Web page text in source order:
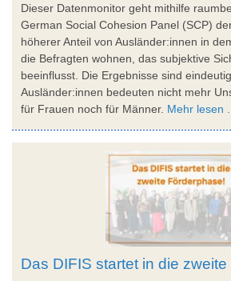
Dieser Datenmonitor geht mithilfe
German Social Cohesion Panel (SCP)
höherer Anteil von Ausländer:innen in
die Befragten wohnen, das subjektive
beeinflusst. Die Ergebnisse sind
Ausländer:innen bedeuten nicht mehr
für Frauen noch für Männer. Mehr lesen ...
Das DIFIS startet in die